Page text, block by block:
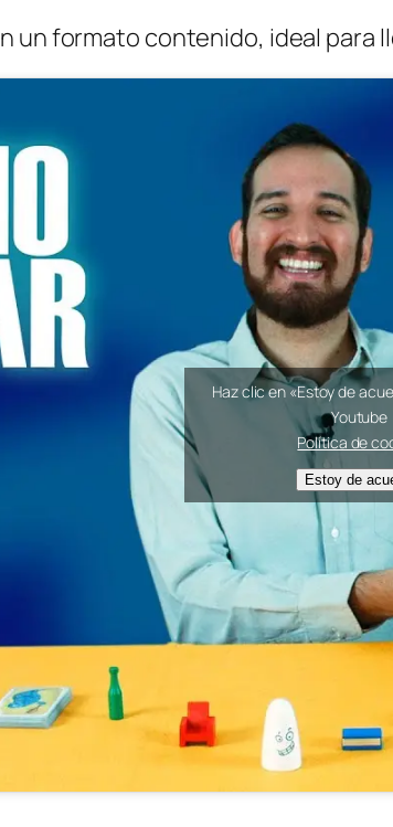
a
d
un formato contenido, ideal para
Haz clic en «Estoy de
Youtube
Política de
Estoy de